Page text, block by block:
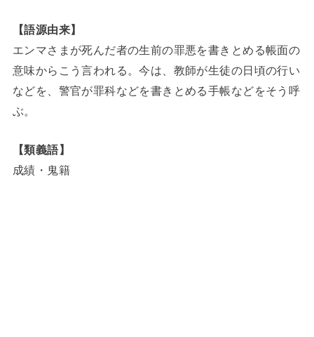
【語源由来】
エンマさまが死んだ者の生前の罪悪を書きとめる帳面の
意味からこう言われる。今は、教師が生徒の日頃の行い
などを、警官が罪科などを書きとめる手帳などをそう呼
ぶ。
【類義語】
成績・鬼籍